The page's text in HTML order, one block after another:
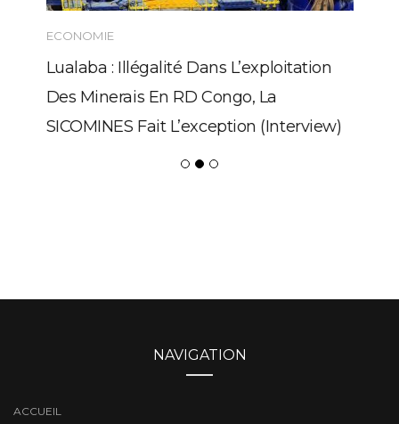
ECONOMIE
Lualaba : Illégalité Dans L’exploitation
Des Minerais En RD Congo, La
SICOMINES Fait L’exception (Interview)
NAVIGATION
ACCUEIL